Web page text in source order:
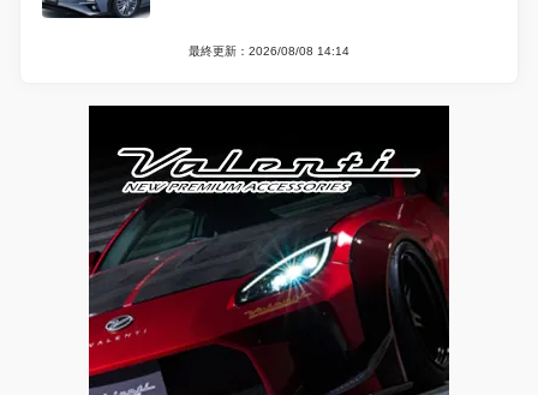
最終更新：2026/08/08 14:14